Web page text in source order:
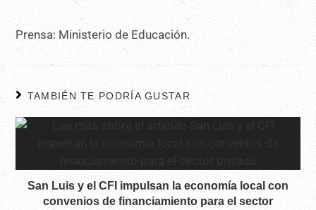
Prensa: Ministerio de Educación.
TAMBIÉN TE PODRÍA GUSTAR
San Luis y el CFI impulsan la economía local con
convenios de financiamiento para el sector